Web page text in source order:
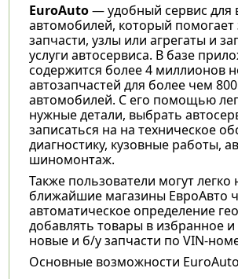
EuroAuto— удобный сервис для
автомобилей, который помогает
запчасти, узлы или агрегаты и
услуги автосервиса. В базе
содержится более 4 миллионов
автозапчастей для более чем
автомобилей. С его помощью
нужные детали, выбрать
записаться на на техническое
диагностику, кузовные работы,
шиномонтаж.
Также пользователи могут легко
ближайшие магазины ЕвроАвто
автоматическое определение
добавлять товары в избранное
новые и б/у запчасти по VIN-
Основные возможности